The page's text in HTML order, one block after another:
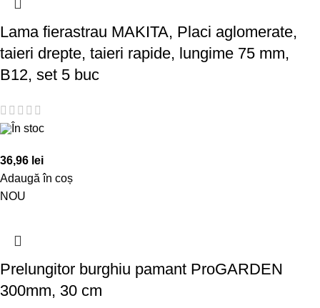
Lama fierastrau MAKITA, Placi aglomerate,
taieri drepte, taieri rapide, lungime 75 mm,
B12, set 5 buc
În stoc
36,96 lei
Adaugă în coș
NOU
Prelungitor burghiu pamant ProGARDEN
300mm, 30 cm